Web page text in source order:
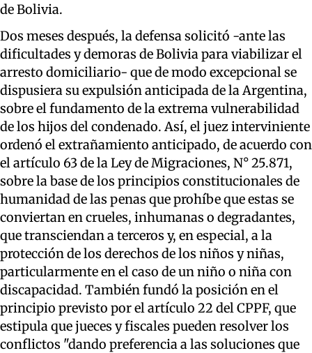
de Bolivia.
Dos meses después, la defensa solicitó -ante las
dificultades y demoras de Bolivia para viabilizar el
arresto domiciliario- que de modo excepcional se
dispusiera su expulsión anticipada de la Argentina,
sobre el fundamento de la extrema vulnerabilidad
de los hijos del condenado. Así, el juez interviniente
ordenó el extrañamiento anticipado, de acuerdo con
el artículo 63 de la Ley de Migraciones, N° 25.871,
sobre la base de los principios constitucionales de
humanidad de las penas que prohíbe que estas se
conviertan en crueles, inhumanas o degradantes,
que transciendan a terceros y, en especial, a la
protección de los derechos de los niños y niñas,
particularmente en el caso de un niño o niña con
discapacidad. También fundó la posición en el
principio previsto por el artículo 22 del CPPF, que
estipula que jueces y fiscales pueden resolver los
conflictos "dando preferencia a las soluciones que